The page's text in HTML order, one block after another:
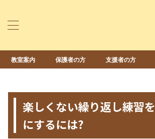
教室案内 保護者の方 支援者の方
楽しくない繰り返し練習
にするには?